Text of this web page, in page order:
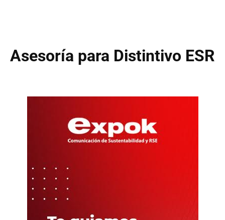
Asesoría para Distintivo ESR